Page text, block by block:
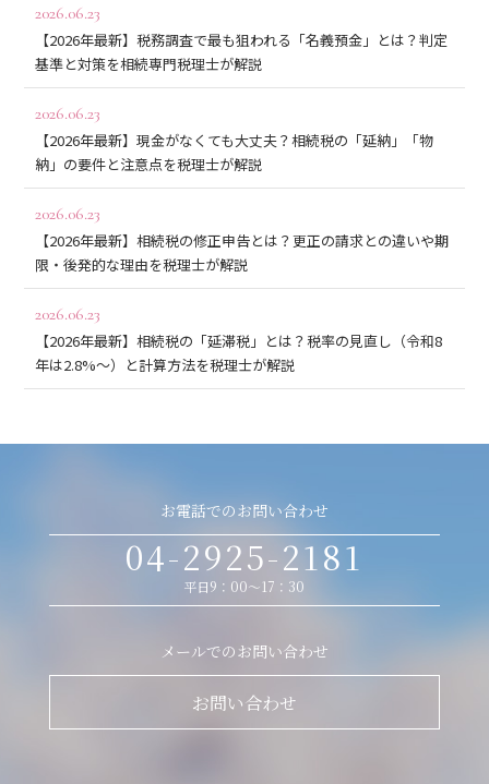
2026.06.23
【2026年最新】税務調査で最も狙われる「名義預金」とは？判定
基準と対策を相続専門税理士が解説
2026.06.23
【2026年最新】現金がなくても大丈夫？相続税の「延納」「物
納」の要件と注意点を税理士が解説
2026.06.23
【2026年最新】相続税の修正申告とは？更正の請求との違いや期
限・後発的な理由を税理士が解説
2026.06.23
【2026年最新】相続税の「延滞税」とは？税率の見直し（令和8
年は2.8%〜）と計算方法を税理士が解説
お電話でのお問い合わせ
04-2925-2181
平日9：00～17：30
メールでのお問い合わせ
お問い合わせ